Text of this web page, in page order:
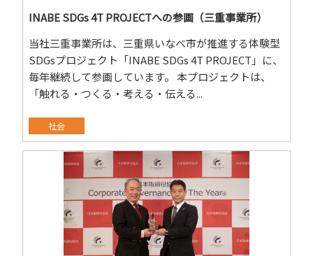
INABE SDGs 4T PROJECTへの参画（三重事業所）
当社三重事業所は、三重県いなべ市が推進する体験型
SDGsプロジェクト「INABE SDGs 4T PROJECT」に、
毎年継続して参画しています。 本プロジェクトは、
「触れる・つくる・考える・伝える...
社会